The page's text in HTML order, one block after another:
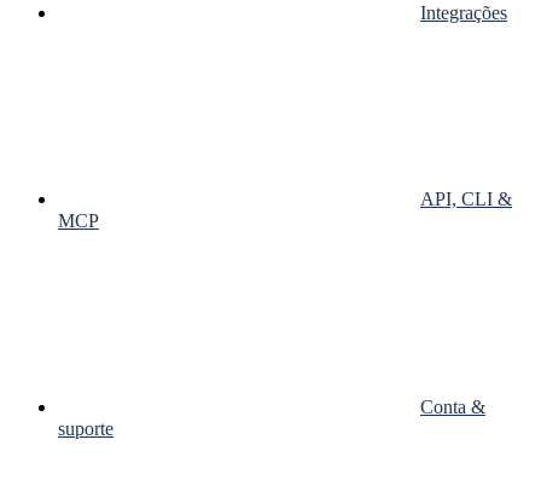
Integrações
API, CLI &
MCP
Conta &
suporte